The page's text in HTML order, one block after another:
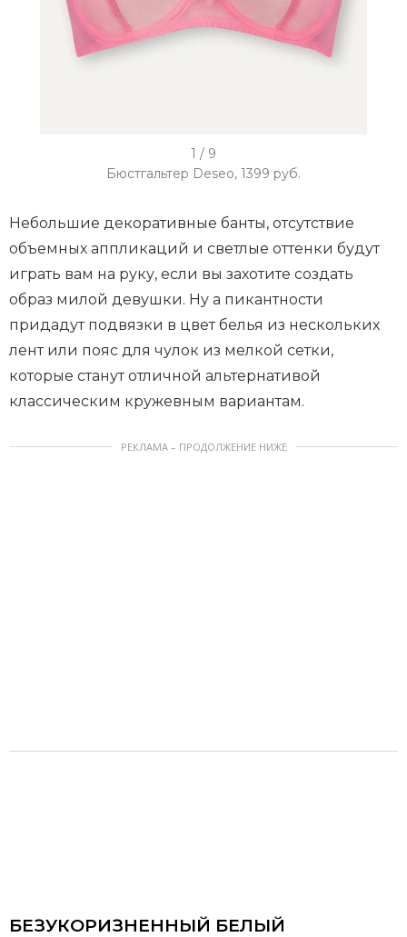
m
1
o
f
9
1 / 9
Бюстгальтер Deseo, 1399 руб.
Небольшие декоративные банты, отсутствие
объемных аппликаций и светлые оттенки будут
играть вам на руку, если вы захотите создать
образ милой девушки. Ну а пикантности
придадут подвязки в цвет белья из нескольких
лент или пояс для чулок из мелкой сетки,
которые станут отличной альтернативой
классическим кружевным вариантам.
РЕКЛАМА – ПРОДОЛЖЕНИЕ НИЖЕ
БЕЗУКОРИЗНЕННЫЙ БЕЛЫЙ